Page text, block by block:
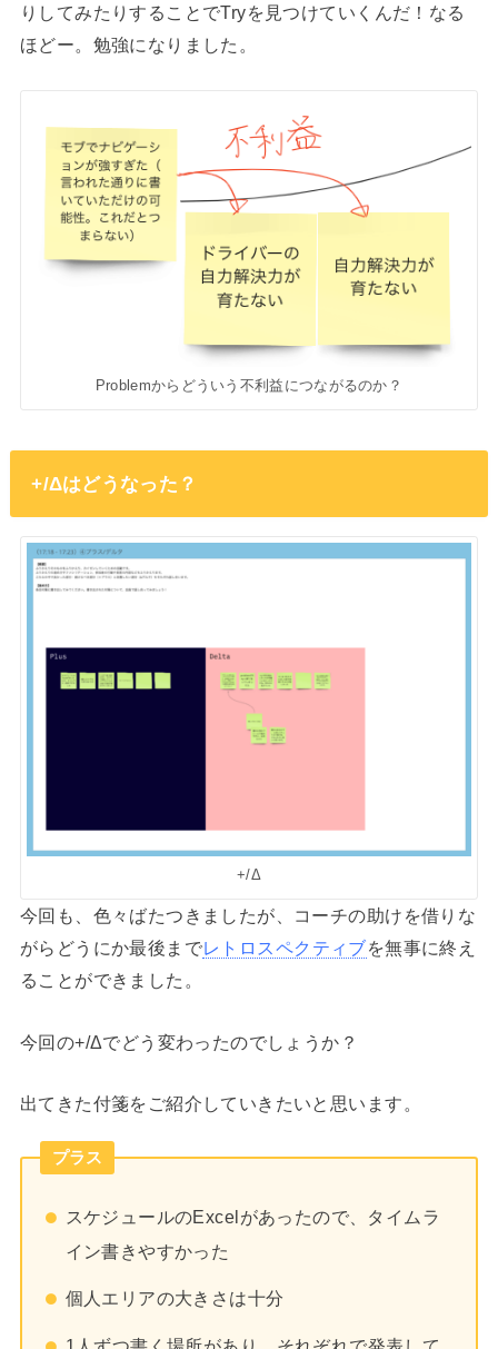
りしてみたりすることでTryを見つけていくんだ！なる
ほどー。勉強になりました。
Problemからどういう不利益につながるのか？
+/Δはどうなった？
+/Δ
今回も、色々ばたつきましたが、コーチの助けを借りな
がらどうにか最後までレトロスペクティブを無事に終え
ることができました。
今回の+/Δでどう変わったのでしょうか？
出てきた付箋をご紹介していきたいと思います。
プラス
スケジュールのExcelがあったので、タイムラ
イン書きやすかった
個人エリアの大きさは十分